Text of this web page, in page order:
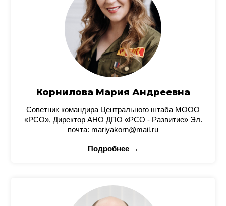
Корнилова Мария Андреевна
Советник командира Центрального штаба МООО
«РСО», Директор АНО ДПО «РСО - Развитие» Эл.
почта: mariyakorn@mail.ru
Подробнее →